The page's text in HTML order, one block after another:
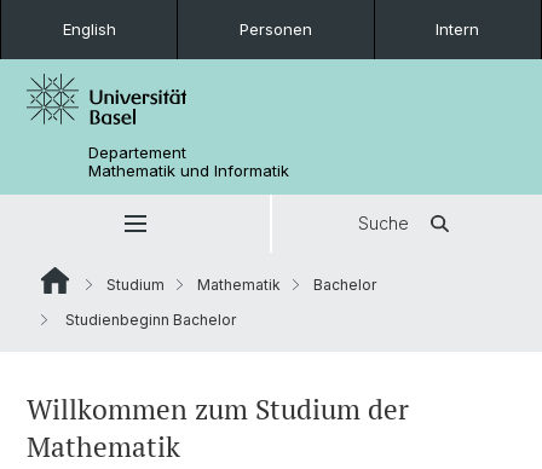
English Personen Intern
Departement
Mathematik und Informatik
Suche
Studium Mathematik
Bachelor
Studienbeginn Bachelor
Willkommen zum Studium der
Mathematik